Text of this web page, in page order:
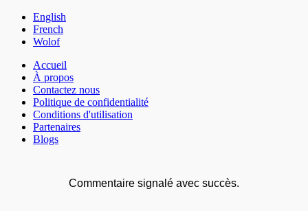
English
French
Wolof
Accueil
À propos
Contactez nous
Politique de confidentialité
Conditions d'utilisation
Partenaires
Blogs
Commentaire signalé avec succès.